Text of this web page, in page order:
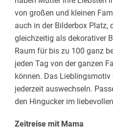
von großen und kleinen
auch in der Bilderbox Platz,
gleichzeitig als dekorativer
Raum für bis zu 100 ganz
jeden Tag von der ganzen
können. Das
jederzeit auswechseln.
den Hingucker im
Zeitreise mit Mama